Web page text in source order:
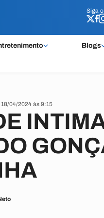
Siga o
Blogs
Siga o
04/2024 às 9:15